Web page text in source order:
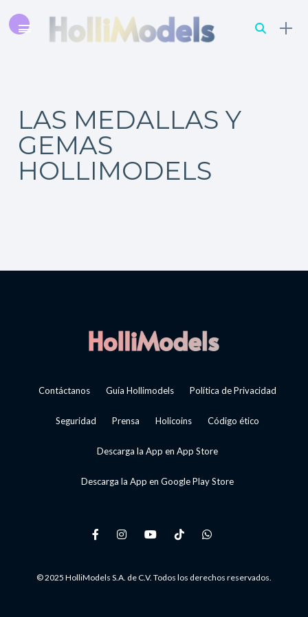
LAS MEDALLAS Y
GEMAS
HOLLIMODELS
Contáctanos Guía Hollimodels Política de Privacidad
Seguridad Prensa Holicoins Código ético
Descarga la App en App Store
Descarga la App en Google Play Store
© 2025 HolliModels S.A. de C.V. Todos los derechos reservados.